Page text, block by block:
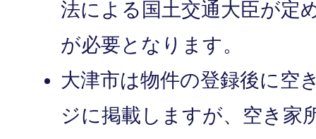
法による国土交通大臣が定
が必要となります。
大津市は物件の登録後に空
ジに掲載しますが、空き家